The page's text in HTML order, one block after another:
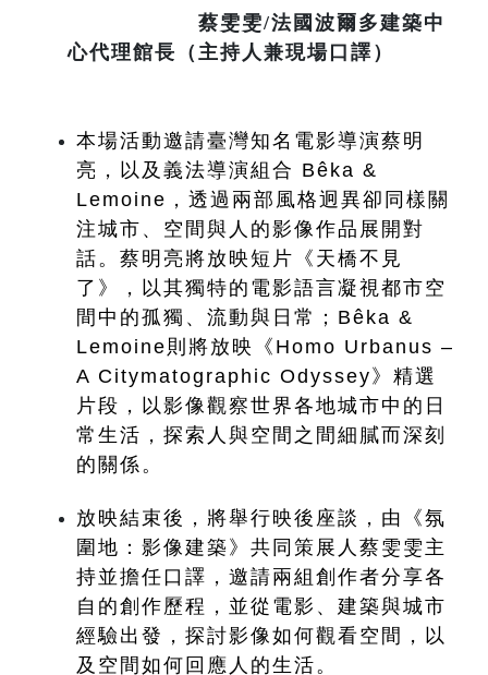
蔡雯雯/法國波爾多建築中
心代理館長（主持人兼現場口譯）
本場活動邀請臺灣知名電影導演蔡明
亮，以及義法導演組合 Bêka &
Lemoine，透過兩部風格迥異卻同樣關
注城市、空間與人的影像作品展開對
話。蔡明亮將放映短片《天橋不見
了》，以其獨特的電影語言凝視都市空
間中的孤獨、流動與日常；Bêka &
Lemoine則將放映《Homo Urbanus –
A Citymatographic Odyssey》精選
片段，以影像觀察世界各地城市中的日
常生活，探索人與空間之間細膩而深刻
的關係。
放映結束後，將舉行映後座談，由《氛
圍地：影像建築》共同策展人蔡雯雯主
持並擔任口譯，邀請兩組創作者分享各
自的創作歷程，並從電影、建築與城市
經驗出發，探討影像如何觀看空間，以
及空間如何回應人的生活。